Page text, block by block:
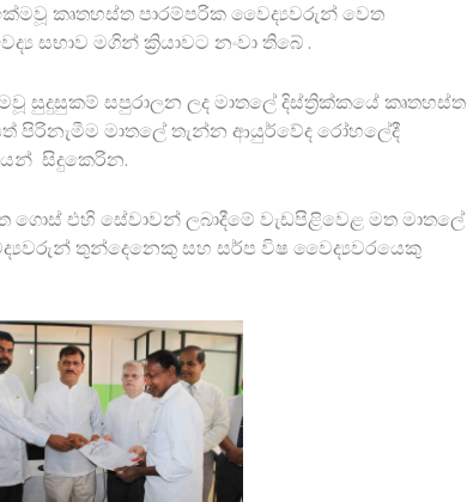
කෘතහස්ත පාරම්පරික වෛද්‍යවරුන් වෙත
සභාව මගින් ක්‍රියාවට නංවා තිබේ .
සපුරාලන ලද මාතලේ දිස්ත්‍රික්කයේ කෘතහස්ත
පිරිනැමීම මාතලේ තැන්න ආයුර්වේද රෝහලේදී
සිදුකෙරින.
එහි සේවාවන් ලබාදීමේ වැඩපිළිවෙළ මත මාතලේ
තුන්දෙනෙකු සහ සර්ප විෂ වෛද්‍යවරයෙකු